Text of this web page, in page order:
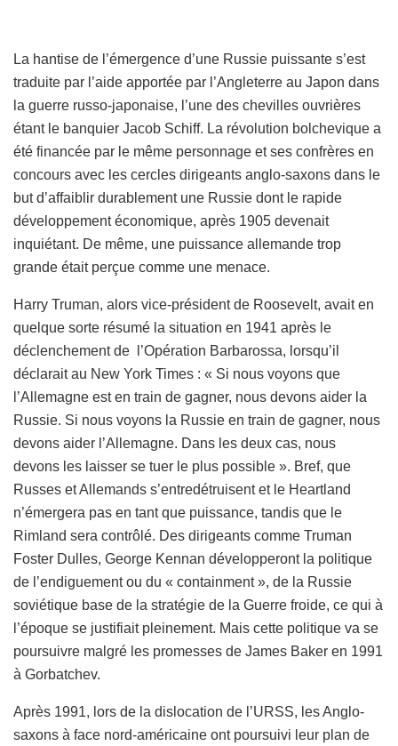
La hantise de l’émergence d’une Russie puissante s’est
traduite par l’aide apportée par l’Angleterre au Japon dans
la guerre russo-japonaise, l’une des chevilles ouvrières
étant le banquier Jacob Schiff. La révolution bolchevique a
été financée par le même personnage et ses confrères en
concours avec les cercles dirigeants anglo-saxons dans le
but d’affaiblir durablement une Russie dont le rapide
développement économique, après 1905 devenait
inquiétant. De même, une puissance allemande trop
grande était perçue comme une menace.
Harry Truman, alors vice-président de Roosevelt, avait en
quelque sorte résumé la situation en 1941 après le
déclenchement de l’Opération Barbarossa, lorsqu’il
déclarait au New York Times : « Si nous voyons que
l’Allemagne est en train de gagner, nous devons aider la
Russie. Si nous voyons la Russie en train de gagner, nous
devons aider l’Allemagne. Dans les deux cas, nous
devons les laisser se tuer le plus possible ». Bref, que
Russes et Allemands s’entredétruisent et le Heartland
n’émergera pas en tant que puissance, tandis que le
Rimland sera contrôlé. Des dirigeants comme Truman
Foster Dulles, George Kennan développeront la politique
de l’endiguement ou du « containment », de la Russie
soviétique base de la stratégie de la Guerre froide, ce qui à
l’époque se justifiait pleinement. Mais cette politique va se
poursuivre malgré les promesses de James Baker en 1991
à Gorbatchev.
Après 1991, lors de la dislocation de l’URSS, les Anglo-
saxons à face nord-américaine ont poursuivi leur plan de